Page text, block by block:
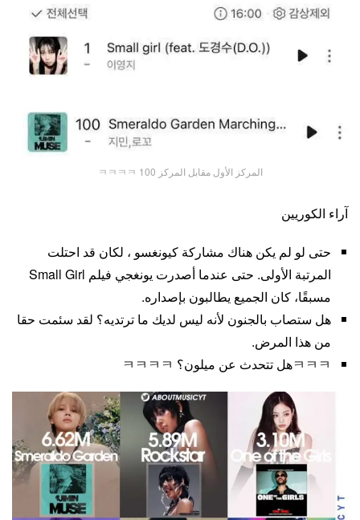
المركز الأول مقابل المركز 100 ㅋㅋㅋㅋ
آراء الكوريين
حتى لو لم يكن هناك مشاركة كيونغسو ، لكان قد احتلت
المرتبة الأولى. حتى عندما أصدرت يونغجي فيلم Small Girl
مسبقًا، كان الجميع يطالبون بإصداره.
هل ستصاب بالجنون لأنه ليس لديك ما ترتديه؟ لقد سئمت حقا
من هذا المرض.
ㅋㅋㅋهل تتحدث عن ميلون؟ ㅋㅋㅋㅋ